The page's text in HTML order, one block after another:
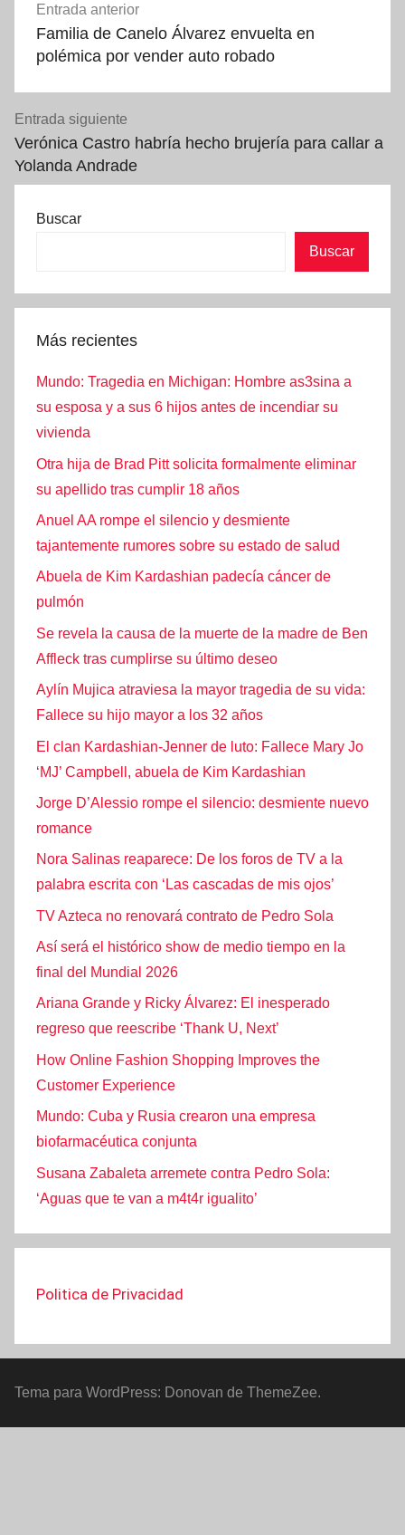
de
entradas
Entrada anterior
Familia de Canelo Álvarez envuelta en
polémica por vender auto robado
Entrada siguiente
Verónica Castro habría hecho brujería para callar a
Yolanda Andrade
Buscar
Buscar
Más recientes
Mundo: Tragedia en Michigan: Hombre as3sina a
su esposa y a sus 6 hijos antes de incendiar su
vivienda
Otra hija de Brad Pitt solicita formalmente eliminar
su apellido tras cumplir 18 años
Anuel AA rompe el silencio y desmiente
tajantemente rumores sobre su estado de salud
Abuela de Kim Kardashian padecía cáncer de
pulmón
Se revela la causa de la muerte de la madre de Ben
Affleck tras cumplirse su último deseo
Aylín Mujica atraviesa la mayor tragedia de su vida:
Fallece su hijo mayor a los 32 años
El clan Kardashian-Jenner de luto: Fallece Mary Jo
‘MJ’ Campbell, abuela de Kim Kardashian
Jorge D’Alessio rompe el silencio: desmiente nuevo
romance
Nora Salinas reaparece: De los foros de TV a la
palabra escrita con ‘Las cascadas de mis ojos’
TV Azteca no renovará contrato de Pedro Sola
Así será el histórico show de medio tiempo en la
final del Mundial 2026
Ariana Grande y Ricky Álvarez: El inesperado
regreso que reescribe ‘Thank U, Next’
How Online Fashion Shopping Improves the
Customer Experience
Mundo: Cuba y Rusia crearon una empresa
biofarmacéutica conjunta
Susana Zabaleta arremete contra Pedro Sola:
‘Aguas que te van a m4t4r igualito’
Politica de Privacidad
Tema para WordPress: Donovan de ThemeZee.